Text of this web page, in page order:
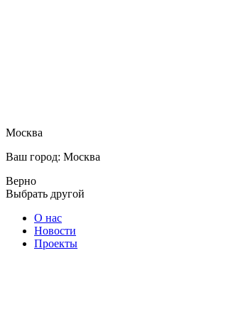
Москва
Ваш город: Москва
Верно
Выбрать другой
О нас
Новости
Проекты